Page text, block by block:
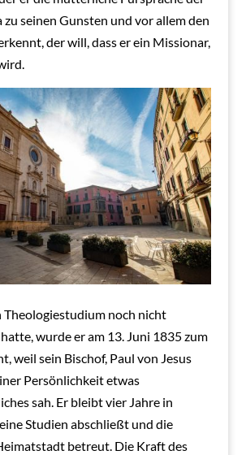
zu seinen Gunsten und vor allem den
der will, dass er ein Missionar,
Theologiestudium noch nicht
wurde er am 13. Juni 1835 zum
weil sein Bischof, Paul von Jesus
Persönlichkeit etwas
sah. Er bleibt vier Jahre in
Studien abschließt und die
betreut. Die Kraft des